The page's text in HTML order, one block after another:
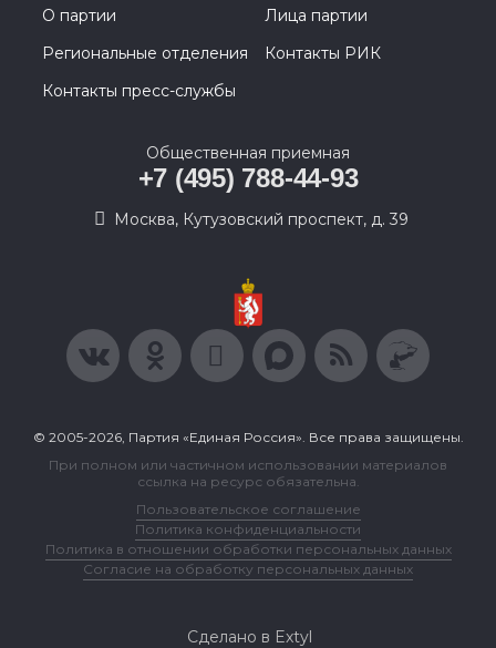
О партии
Лица партии
Региональные отделения
Контакты РИК
Контакты пресс-службы
Общественная приемная
+7 (495) 788-44-93
Москва, Кутузовский проспект, д. 39
© 2005-2026, Партия «Единая Россия». Все права защищены.
При полном или частичном использовании материалов
ссылка на ресурс обязательна.
Пользовательское соглашение
Политика конфиденциальности
Политика в отношении обработки персональных данных
Согласие на обработку персональных данных
Сделано в Extyl